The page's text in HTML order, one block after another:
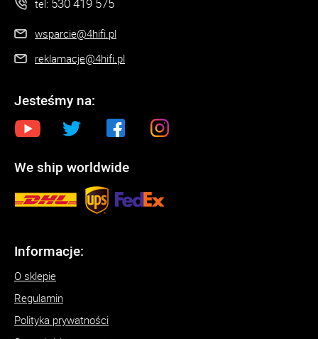
tel:
wsparcie@4hifi.pl
reklamacje@4hifi.pl
Jesteśmy na:
We ship worldwide
Informacje:
O sklepie
Regulamin
Polityka prywatności